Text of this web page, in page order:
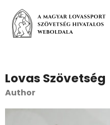
Lovas Szövetség
Author